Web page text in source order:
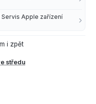
Apple zařízení
i zpět
středu